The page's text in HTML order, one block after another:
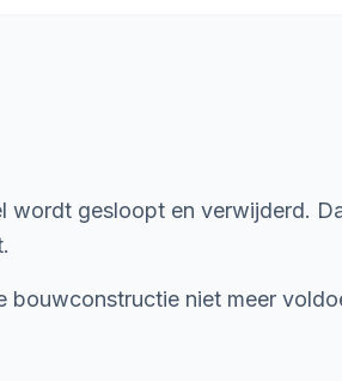
wordt gesloopt en verwijderd.
niet meer